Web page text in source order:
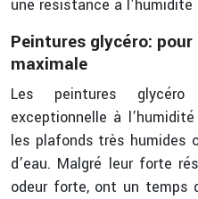
une résistance à
Peintures glycéro:
maximale
Les peintures
exceptionnelle à
les plafonds très humides
d’eau. Malgré leur forte
odeur forte, ont un temps